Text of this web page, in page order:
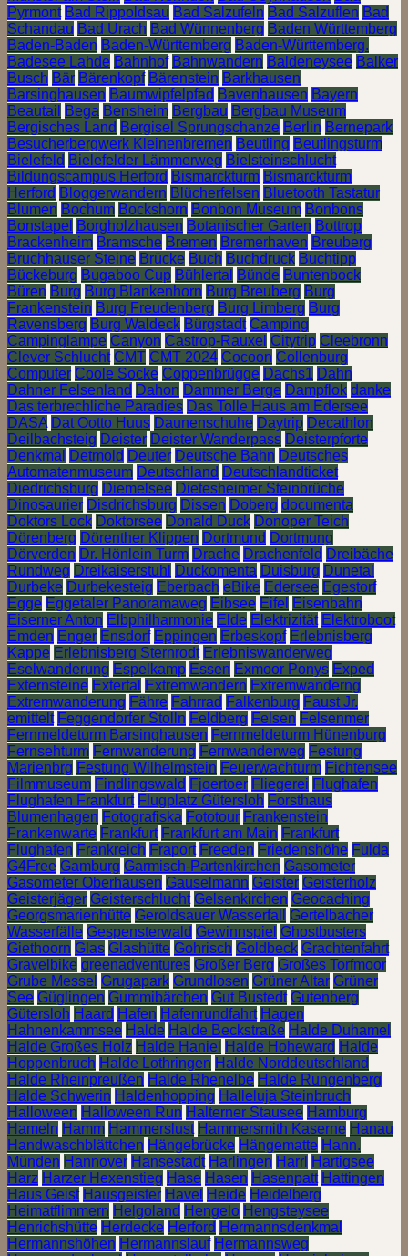
Pyrmont Bad Rippoldsau Bad Salzufeln Bad Salzuflen Bad
Schandau Bad Urach Bad Wünnenberg Baden Württemberg
Baden-Baden Baden-Württemberg Baden-Württemberg.
Badesee Lahde Bahnhof Bahnwandern Baldeneysee Balker
Busch Bär Bärenkopf Bärenstein Barkhausen
Barsinghausen Baumwipfelpfad Bavenhausen Bayern
Beautail
Bega Bensheim Bergbau Bergbau Museum
Bergisches Land Bergisel Sprungschanze Berlin Bernepark
Besucherbergwerk Kleinenbremen Beutling Beutlingsturm
Bielefeld Bielefelder Lämmerweg Bielsteinschlucht
Bildungscampus Herford Bismarckturm Bismarckturm
Herford Bloggerwandern Blücherfelsen Bluetooth Tastatur
Blumen Bochum Bockshorn Bonbon Museum Bonbons
Bonstapel Borgholzhausen Botanischer Garten Bottrop
Brackenheim Bramsche Bremen Bremerhaven Breuberg
Bruchhauser Steine Brücke Buch Buchdruck Buchtipp
Bückeburg Bugaboo Cup Bühlertal Bünde Buntenbock
Büren Burg Burg Blankenhorn Burg Breuberg Burg
Frankenstein Burg Freudenberg Burg Limberg Burg
Ravensberg Burg Waldeck Bürgstadt Camping
Campinglampe Canyon Castrop-Rauxel Citytrip Cleebronn
Clever Schlucht CMT CMT 2024 Cocoon Collenburg
Computer Coole Socke Coppenbrügge Dachs1 Dahn
Dahner Felsenland Dahon Dammer Berge Dampflok danke
Das terbrechliche Paradies Das Tolle Haus am Edersee
DASA Dat Ootto Huus Daunenschuhe Daytrip Decathlon
Deilbachsteig Deister Deister Wanderpass Deisterpforte
Denkmal
Detmold Deuter Deutsche Bahn Deutsches
Automatenmuseum Deutschland Deutschlandticket
Diedrichsburg Diemelsee Dietesheimer Steinbrüche
Dinosaurier Disdrichsburg Dissen Doberg documenta
Doktors Lock Doktorsee Donald Duck Donoper Teich
Dörenberg Dörenther Klippen Dortmund Dortmung
Dörverden Dr. Hönlein Turm Drache Drachenfeld Dreibäche
Rundweg Dreikaiserstuhl Duckomenta Duisburg Dunetal
Durbeke Durbekesteig Eberbach eBike Edersee Egestorf
Egge Eggetaler Panoramaweg Eibsee Eifel Eisenbahn
Eiserner Anton Elbphilharmonie Elde Elektrizität Elektroboot
Emden Enger Ensdorf Eppingen Erbeskopf Erlebnisberg
Kappe Erlebnisberg Sternrodt Erlebniswanderweg
Eselwanderung Espelkamp Essen Exmoor Ponys Exped
Externsteine Extertal Extremwandern Extremwanderng
Extremwanderung Fähre Fahrrad Falkenburg Faust Jr.
emittelt Feggendorfer Stolln Feldberg Felsen Felsenmer
Fernmeldeturm Barsinghausen Fernmeldeturm Hünenburg
Fernsehturm Fernwanderung Fernwanderweg Festung
Marienbrg Festung Wilhelmstein Feuerwachturm Fichtensee
Filmmuseum Findlingswald Fjoertoer Fliegerei Flughafen
Flughafen Frankfurt Flugplatz Gütersloh Forsthaus
Blumenhagen Fotografiska Fototour Frankenstein
Frankenwarte Frankfurt Frankfurt am Main Frankfurt
Flughafen Frankreich Fraport Freeden Friedenshöhe Fulda
G4Free Gamburg Garmisch-Partenkirchen Gasometer
Gasometer Oberhausen Gauselmann Geister Geisterholz
Geisterjäger Geisterschlucht Gelsenkirchen Geocaching
Georgsmarienhütte Geroldsauer Wasserfall
Gertelbacher
Wasserfälle Gespensterwald Gewinnspiel Ghostbusters
Giethoorn Glas Glashütte Gohrisch Goldbeck Grachtenfahrt
Gravelbike greenadventures Großer Berg Großes Torfmoor
Grube Messel Grugapark Grundlosen Grüner Altar Grüner
See Güglingen Gummibärchen Gut Bustedt Gutenberg
Gütersloh Haard Hafen Hafenrundfahrt Hagen
Hahnenkammsee Halde Halde Beckstraße Halde Duhamel
Halde Großes Holz Halde Haniel Halde Hoheward Halde
Hoppenbruch Halde Lothringen Halde Norddeutschland
Halde Rheinpreußen Halde Rhenelbe Halde Rungenberg
Halde Schwerin Haldenhopping Halleluja Steinbruch
Halloween Halloween Run Halterner Stausee Hamburg
Hameln Hamm Hammerslust Hammersmith Kaserne Hanau
Handwaschblättchen Hängebrücke Hängematte Hann.
Münden Hannover Hansestadt Harlingen Harrl Hartigsee
Harz Harzer Hexenstieg Hase Hasen Hasenpatt Hattingen
Haus Geist Hausgeister Havel Heide Heidelberg
Heimatflimmern Helgoland Hengelo Hengsteysee
Henrichshütte Herdecke Herford Hermannsdenkmal
Hermannshöhen Hermannslauf Hermannsweg